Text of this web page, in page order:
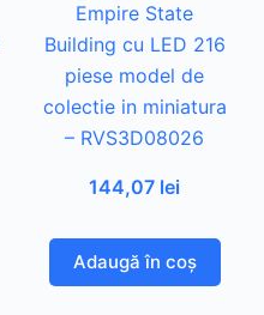
Empire State
Building cu LED 216
piese model de
colectie in miniatura
– RVS3D08026
144,07 lei
Adaugă în coș